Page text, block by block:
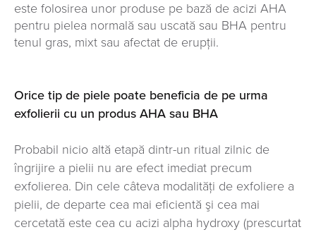
este folosirea unor produse pe bază de acizi AHA
pentru pielea normală sau uscată sau BHA pentru
tenul gras, mixt sau afectat de erupții.
Orice tip de piele poate beneficia de pe urma
exfolierii cu un produs AHA sau BHA
Probabil nicio altă etapă dintr-un ritual zilnic de
îngrijire a pielii nu are efect imediat precum
exfolierea. Din cele câteva modalităţi de exfoliere a
pielii, de departe cea mai eficientă şi cea mai
cercetată este cea cu acizi alpha hydroxy (prescurtat